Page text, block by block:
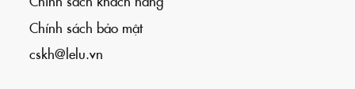
Chính sách bảo mật
cskh@lelu.vn